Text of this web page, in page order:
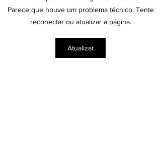
IA e o colapso da
Autoridade Estatal:
Poder, Medo e Futuro
Parece que houve um problema técnico. Tente
reconectar ou atualizar a página.
Atualizar